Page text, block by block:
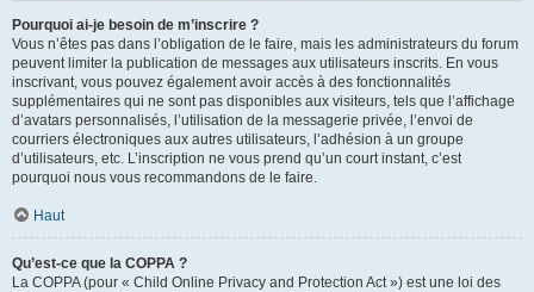
Pourquoi ai-je besoin de m’inscrire ?
Vous n’êtes pas dans l’obligation de le faire, mais les administrateurs du forum
peuvent limiter la publication de messages aux utilisateurs inscrits. En vous
inscrivant, vous pouvez également avoir accès à des fonctionnalités
supplémentaires qui ne sont pas disponibles aux visiteurs, tels que l’affichage
d’avatars personnalisés, l’utilisation de la messagerie privée, l’envoi de
courriers électroniques aux autres utilisateurs, l’adhésion à un groupe
d’utilisateurs, etc. L’inscription ne vous prend qu’un court instant, c’est
pourquoi nous vous recommandons de le faire.
Haut
Qu’est-ce que la COPPA ?
La COPPA (pour « Child Online Privacy and Protection Act ») est une loi des